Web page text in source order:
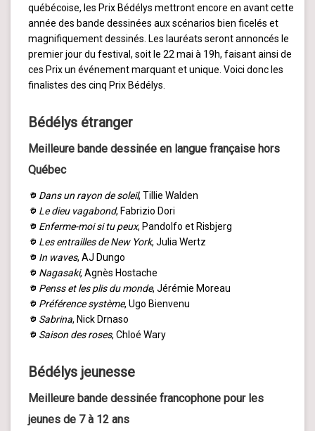
québécoise, les Prix Bédélys mettront encore en avant cette
année des bande dessinées aux scénarios bien ficelés et
magnifiquement dessinés. Les lauréats seront annoncés le
premier jour du festival, soit le 22 mai à 19h, faisant ainsi de
ces Prix un événement marquant et unique. Voici donc les
finalistes des cinq Prix Bédélys.
Bédélys étranger
Meilleure bande dessinée en langue française hors
Québec
Dans un rayon de soleil, Tillie Walden
Le dieu vagabond, Fabrizio Dori
Enferme-moi si tu peux, Pandolfo et Risbjerg
Les entrailles de New York, Julia Wertz
In waves, AJ Dungo
Nagasaki, Agnès Hostache
Penss et les plis du monde, Jérémie Moreau
Préférence système, Ugo Bienvenu
Sabrina, Nick Drnaso
Saison des roses, Chloé Wary
Bédélys jeunesse
Meilleure bande dessinée francophone pour les
jeunes de 7 à 12 ans